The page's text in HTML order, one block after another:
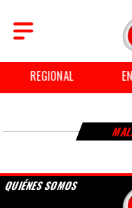
REGIONAL
QUIÉNES SOMOS